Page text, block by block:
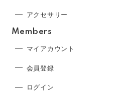
アクセサリー
Members
マイアカウント
会員登録
ログイン